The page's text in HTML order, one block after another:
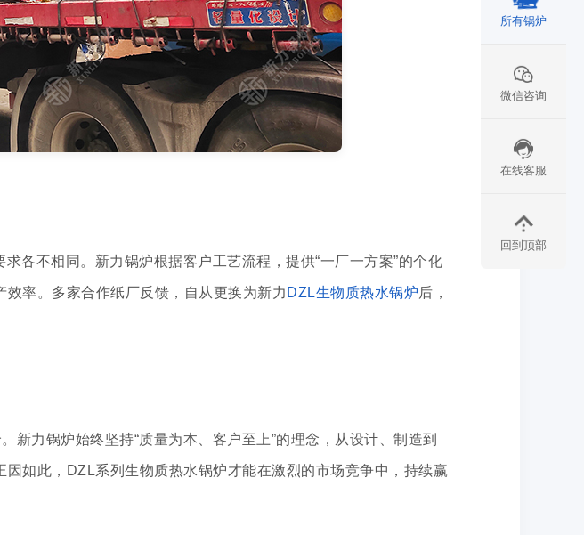
各不相同。新力锅炉根据客户工艺流程，提供“一厂一方案”的个化
率。多家合作纸厂反馈，自从更换为新力 DZL生物质热水锅炉后，
新力锅炉始终坚持“质量为本、客户至上”的理念，从设计、制造到
如此，DZL系列生物质热水锅炉才能在激烈的市场竞争中，持续赢
所有锅炉
微信咨询
在线客服
回到顶部